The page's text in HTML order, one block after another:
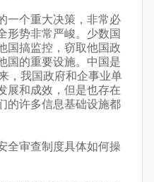
个重大决策，非常必
形势非常严峻。少数国
国搞监控，窃取他国政
国的重要设施。中国是
，我国政府和企事业单
展和成效，但是也存在
的许多信息基础设施都
审查制度具体如何操